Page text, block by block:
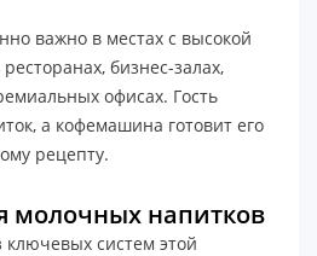
важно в местах с высокой
бизнес-залах,
офисах. Гость
а кофемашина готовит его
рецепту.
молочных напитков
систем этой